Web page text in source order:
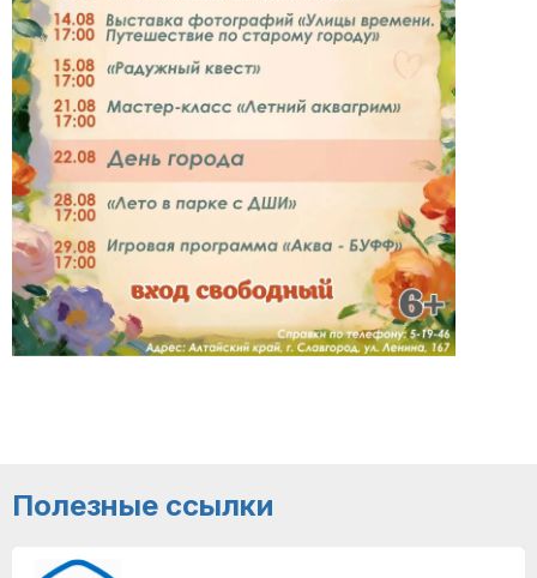
Полезные ссылки